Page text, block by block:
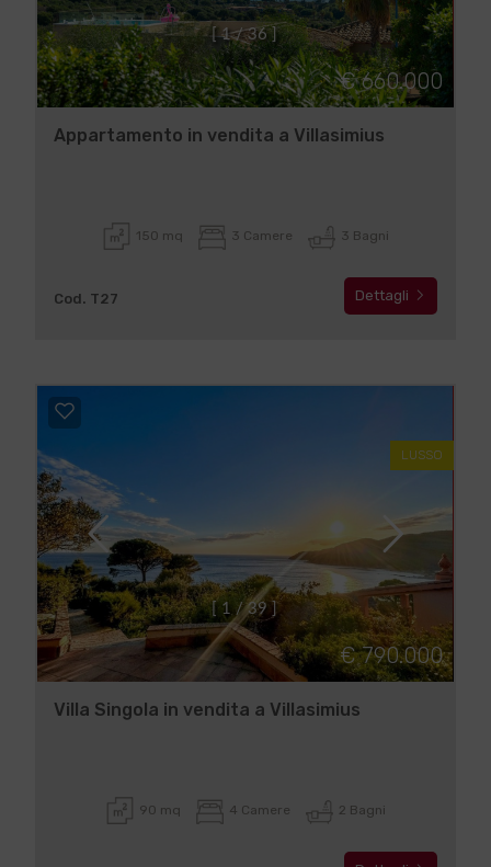
[ 1 / 36
€ 660.000
Appartamento in vendita a Villasimius
150 mq 3 Camere 3 Bagni
Cod. T27 Dettagli
1 / 39 ]
LUSSO
€ 790.000
Villa Singola in vendita a Villasimius
90 mq 4 Camere 2 Bagni